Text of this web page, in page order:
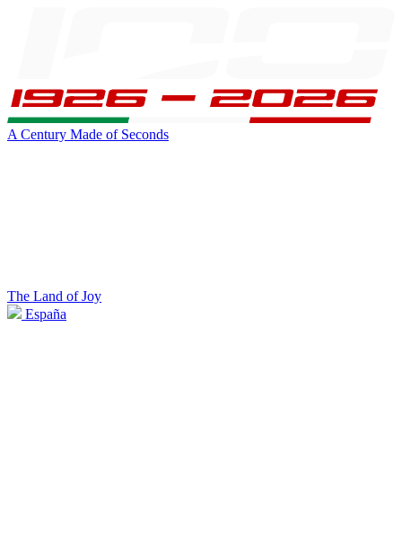
A Century Made of Seconds
The Land of Joy
España